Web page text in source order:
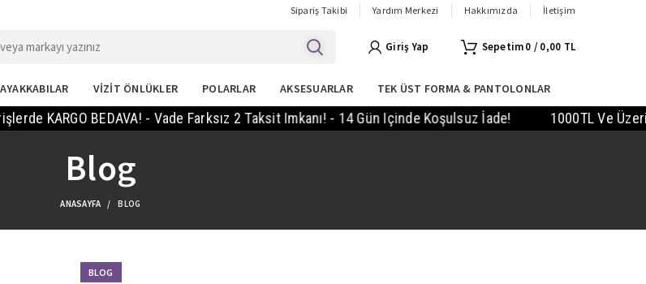
Sipariş Takibi Yardım Merkezi Hakkımızda İletişim
Giriş Yap 0 / 0,00 TL
VİZİT ÖNLÜKLER POLARLAR AKSESUARLAR TEK ÜST FORMA & PANTOLONLAR
KARGO BEDAVA! - Vade Farksız 2 Taksit Imkanı! - 14 Gün Içinde Koşulsuz İade! 1000TL Ve Üzeri
Blog
ANASAYFA BLOG
BLOG